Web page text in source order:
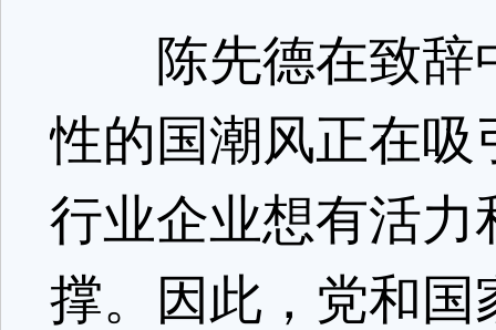
陈先德在致辞中
性的国潮风正在
行业企业想有活
撑。因此，党和